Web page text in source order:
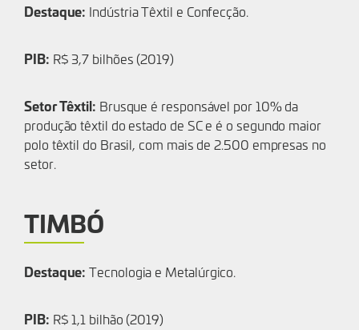
Destaque: Indústria Têxtil e Confecção.
PIB: R$ 3,7 bilhões (2019)
Setor Têxtil: Brusque é responsável por 10% da
produção têxtil do estado de SC e é o segundo maior
polo têxtil do Brasil, com mais de 2.500 empresas no
setor.
TIMBÓ
Destaque: Tecnologia e Metalúrgico.
PIB: R$ 1,1 bilhão (2019)